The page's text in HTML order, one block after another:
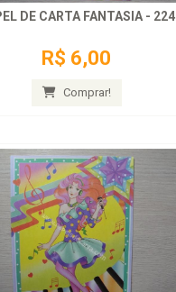
DE CARTA FANTASIA - 224
R$ 6,00
Comprar!